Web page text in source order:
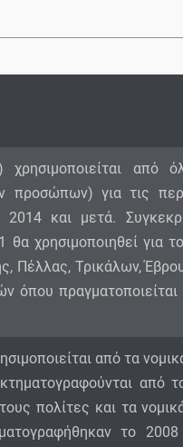
από
προσώπων) για τις
2014 και μετά.
χρησιμοποιηθεί για
Πέλλας, Τρικάλων,
όπου
από τα
από
πολίτες και τα
το